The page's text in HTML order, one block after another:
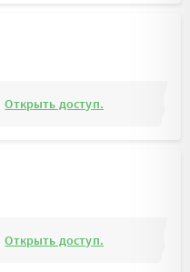
Открыть доступ.
Открыть доступ.